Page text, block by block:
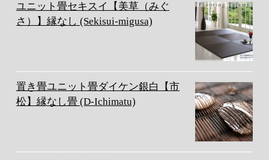
ユニット畳セキスイ【美草（みぐ
さ）】縁なし (Sekisui-migusa)
置き畳ユニット畳ダイケン銀白【市
松】縁なし畳 (D-Ichimatu)